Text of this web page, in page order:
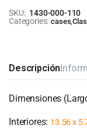
SKU: 1430-000-110
Categories: cases ,
Descripción
Dimensiones
Interiores: 13.56 x